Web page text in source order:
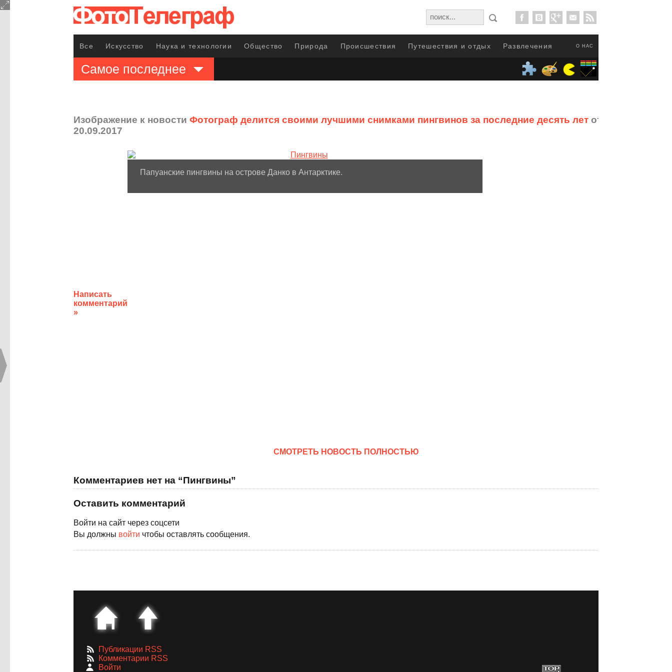
О НАС
Все Искусство Наука и технологии Общество Природа Происшествия Путешествия и отдых Развлечения
Самое последнее
Изображение к новости Фотограф делится своими лучшими снимками пингвинов за последние десять лет от
20.09.2017
Написать
комментарий
»
Папуанские пингвины на острове Данко в Антарктике.
CМОТРЕТЬ НОВОСТЬ ПОЛНОСТЬЮ
Комментариев нет на “Пингвины”
Оставить комментарий
Войти на сайт через соцсети
Вы должны войти чтобы оставлять сообщения.
Публикации RSS
Комментарии RSS
Войти